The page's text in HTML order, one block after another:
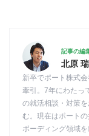
記事の編
北原
新卒でポート株式
牽引。7年にわたっ
の就活相談・対策
む。現在はポート
ボーディング領域